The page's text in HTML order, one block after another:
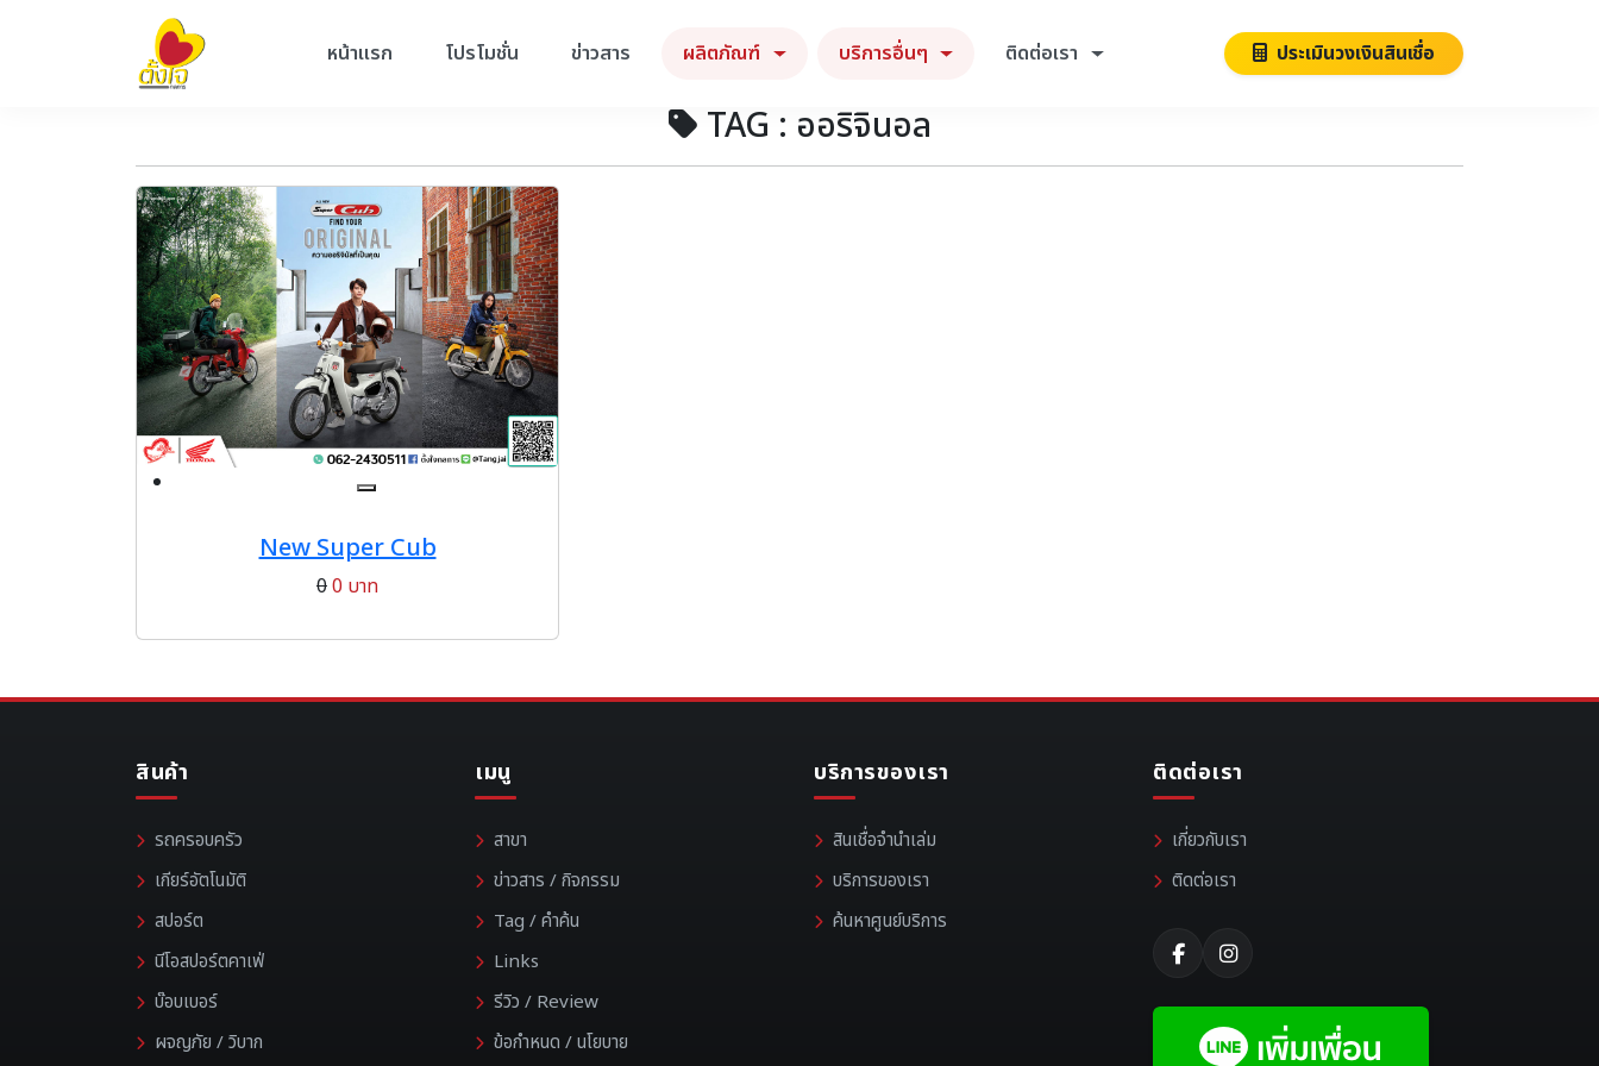
หน้าแรก โปรโมชั่น ข่าวสาร ผลิตภัณฑ์ บริการอื่นๆ ติดต่อเรา ประเมินวงเงินสินเชื่อ
TAG : ออริจินอล
New Super Cub
00 บาท
สินค้า
รถครอบครัว
เกียร์อัตโนมัติ
สปอร์ต
นีโอสปอร์ตคาเฟ่
บ๊อบเบอร์
ผจญภัย / วิบาก
เมนู
สาขา
ข่าวสาร / กิจกรรม
Tag / คำค้น
Links
รีวิว / Review
ข้อกำหนด / นโยบาย
บริการของเรา
สินเชื่อจำนำเล่ม
บริการของเรา
ค้นหาศูนย์บริการ
ติดต่อเรา
เกี่ยวกับเรา
ติดต่อเรา